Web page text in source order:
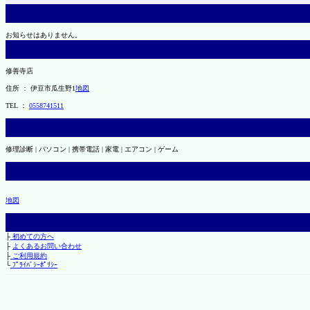
お知らせはありません。
修善寺店
住所 ： 伊豆市瓜生野1地図
TEL ： 0558741511
修理診断 | パソコン | 携帯電話 | 家電 | エアコン | ゲーム
地図
├初めての方へ
├ よくあるお問い合わせ
├ご利用規約
└ﾌﾟﾗｲﾊﾞｼｰﾎﾟﾘｼｰ